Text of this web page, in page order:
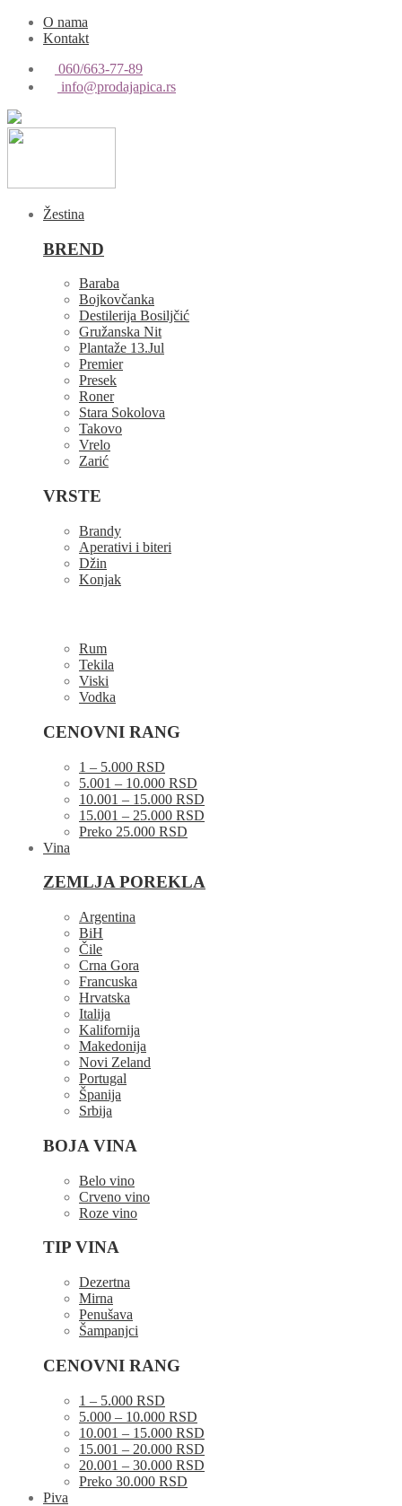
O nama
Kontakt
060/663-77-89
info@prodajapica.rs
Žestina
BREND
Baraba
Bojkovčanka
Destilerija Bosiljčić
Gružanska Nit
Plantaže 13.Jul
Premier
Presek
Roner
Stara Sokolova
Takovo
Vrelo
Zarić
VRSTE
Brandy
Aperativi i biteri
Džin
Konjak
Rum
Tekila
Viski
Vodka
CENOVNI RANG
1 – 5.000 RSD
5.001 – 10.000 RSD
10.001 – 15.000 RSD
15.001 – 25.000 RSD
Preko 25.000 RSD
Vina
ZEMLJA POREKLA
Argentina
BiH
Čile
Crna Gora
Francuska
Hrvatska
Italija
Kalifornija
Makedonija
Novi Zeland
Portugal
Španija
Srbija
BOJA VINA
Belo vino
Crveno vino
Roze vino
TIP VINA
Dezertna
Mirna
Penušava
Šampanjci
CENOVNI RANG
1 – 5.000 RSD
5.000 – 10.000 RSD
10.001 – 15.000 RSD
15.001 – 20.000 RSD
20.001 – 30.000 RSD
Preko 30.000 RSD
Piva